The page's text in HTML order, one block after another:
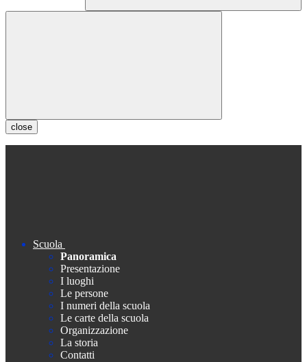
close
Scuola
Panoramica
Presentazione
I luoghi
Le persone
I numeri della scuola
Le carte della scuola
Organizzazione
La storia
Contatti